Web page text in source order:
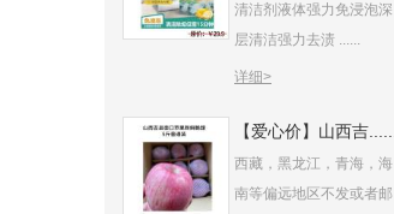
清洁剂液体强力免浸泡深
层清洁强力去渍 ......
详细>
【爱心价】山西吉......
西藏，黑龙江，青海，海
南等偏远地区不发或者邮